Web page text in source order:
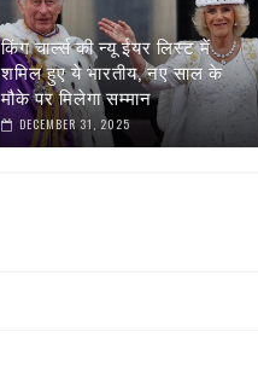
किंग चार्ल्स की न्यू ईयर लिस्ट में
शमिल हुए ये भारतीय, नए साल के
मौके पर मिलेगा सम्मान
DECEMBER 31, 2025